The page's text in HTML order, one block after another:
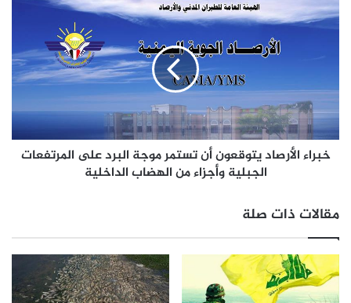
خبراء الأرصاد يتوقعون أن تستمر موجة البرد على المرتفعات
الجبلية وأجزاء من الهضاب الداخلية
مقالات ذات صلة